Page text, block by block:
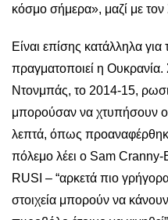
κόσμο σήμερα», μαζί με
Είναι επίσης κατάλληλα για
πραγματοποιεί η
Ντονμπάς, το 2014-15,
μπορούσαν να χτυπήσουν
λεπτά, όπως
πόλεμο λέει ο Sam Cranny-
RUSI – “αρκετά πιο
στοιχεία μπορούν να